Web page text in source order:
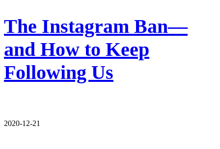
The Instagram Ban—
and How to Keep
Following Us
2020-12-21